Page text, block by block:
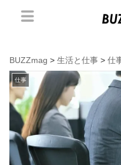
BUZZmag > 生活と仕事 > 仕
仕事